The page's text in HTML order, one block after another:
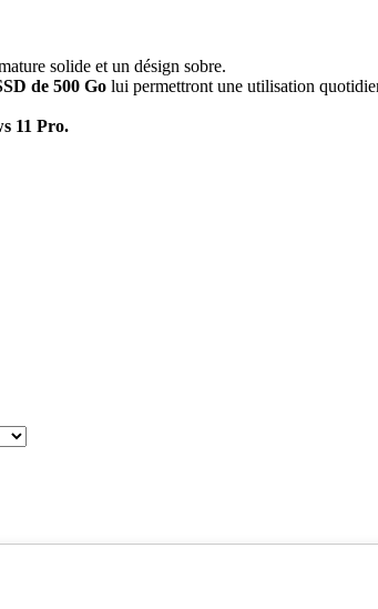
solide et un désign sobre.
de 500 Go lui permettront une utilisation
11 Pro.